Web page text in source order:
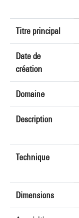
Titre principal
Date de
création
Domaine
Description
Technique
Dimensions